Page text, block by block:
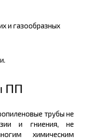
и газообразных
ПП
трубы не
и гниения, не
химическим